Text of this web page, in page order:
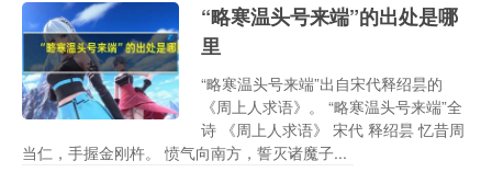
“略寒温头号来端”的出处是哪
里
“略寒温头号来端”出自宋代释绍昙的
《周上人求语》。 “略寒温头号来端”全
诗 《周上人求语》 宋代 释绍昙 忆昔周
当仁，手握金刚杵。 愤气向南方，誓灭诸魔子...